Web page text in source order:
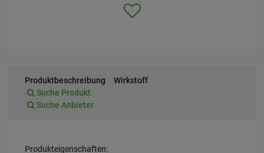
Produktbeschreibung
Wirkstoff
Suche Produkt
Suche Anbieter
Produkteigenschaften: